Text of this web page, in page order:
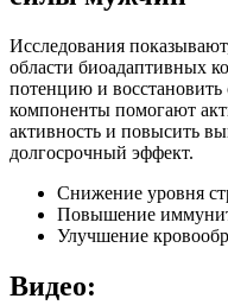
Исследования
области биоадаптивных
потенцию и
компоненты помогают
активность и повысить
долгосрочный эффект.
Снижение уровня
Повышение
Улучшение
Видео: